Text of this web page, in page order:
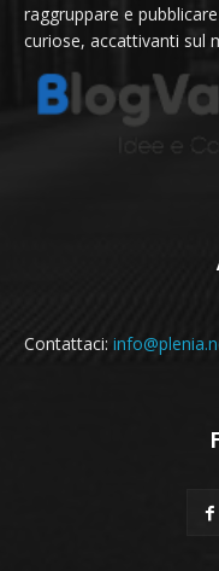
raggruppare e
curiose, accattivanti sul
Contattaci: